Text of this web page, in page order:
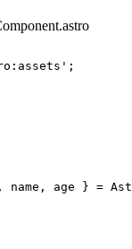
' ;
, name , age } =